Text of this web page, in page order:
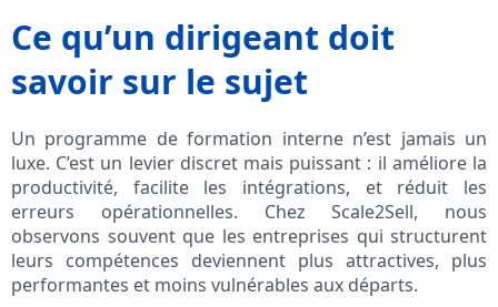
Ce qu’un dirigeant doit
savoir sur le sujet
Un programme de formation interne n’est jamais un
luxe. C’est un levier discret mais puissant : il améliore la
productivité, facilite les intégrations, et réduit les
erreurs opérationnelles. Chez Scale2Sell, nous
observons souvent que les entreprises qui structurent
leurs compétences deviennent plus attractives, plus
performantes et moins vulnérables aux départs.